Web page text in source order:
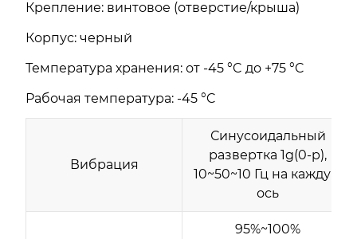
Крепление: винтовое (отверстие/крыша)
Корпус: черный
Температура хранения: от -45 °C до +75 °C
Рабочая температура: -45 °C
Вибрация
Синусоидальный
развертка 1g(0-p),
10~50~10 Гц на каждую
ось
95%~100%